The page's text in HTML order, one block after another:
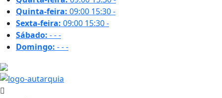
Quinta-feira: 09:00 15:30-
Sexta-feira: 09:00 15:30-
Sábado: ---
Domingo: ---